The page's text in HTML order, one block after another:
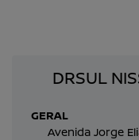
DRSUL
GERAL
Avenida Jorge